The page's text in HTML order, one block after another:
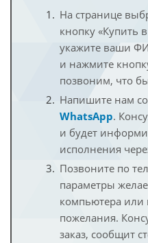
На странице
кнопку «Купить
укажите ваши
и нажмите
позвоним, что
Напишите нам
WhatsApp.
и будет
исполнения
Позвоните по
параметры
компьютера
пожелания.
заказ, сообщит